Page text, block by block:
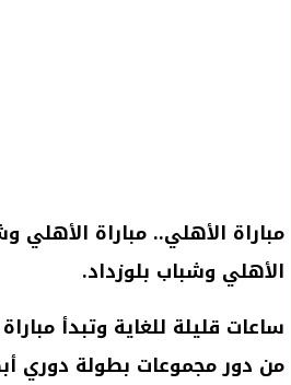
مباراة الأهلي.. مباراة الأهلي
الأهلي وشباب بلوزداد.
ساعات قليلة للغاية وتبدأ
من دور مجموعات بطولة دوري